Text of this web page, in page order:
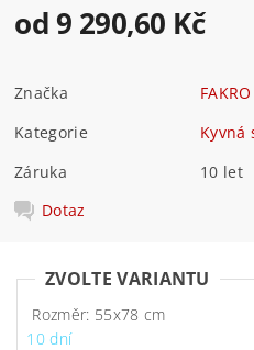
od 9 290,60 Kč
Značka
FAKRO
Kategorie
Kyvná
Záruka
10 let
Dotaz
ZVOLTE VARIANTU
Rozměr: 55x78 cm
10 dní